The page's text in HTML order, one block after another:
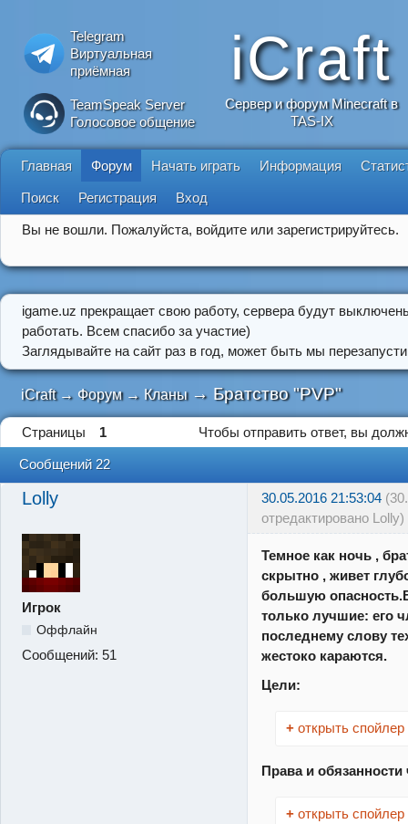
Telegram
Виртуальная
приёмная
TeamSpeak Server
Голосовое общение
iCraft
Сервер и форум Minecraft в
TAS-IX
Главная Форум Начать играть Информация
Поиск Регистрация Вход
Вы не вошли. Пожалуйста, войдите или зарегистрируйтесь.
igame.uz прекращает свою работу, сервера будут
работать. Всем спасибо за участие)
Заглядывайте на сайт раз в год, может быть мы
iCraft → Форум → Кланы → Братство "PVP"
Страницы 1 Чтобы отправить ответ, вы
Сообщений 22
Lolly 30.05.2016 21:53:04
отредактировано Lolly)
Игрок
Оффлайн
Сообщений: 51
Темное как ночь ,
скрытно , живет
большую
только лучшие: его
последнему слову
жестоко караются.
Цели:
+ открыть спойлер
Права и
+ открыть спойлер